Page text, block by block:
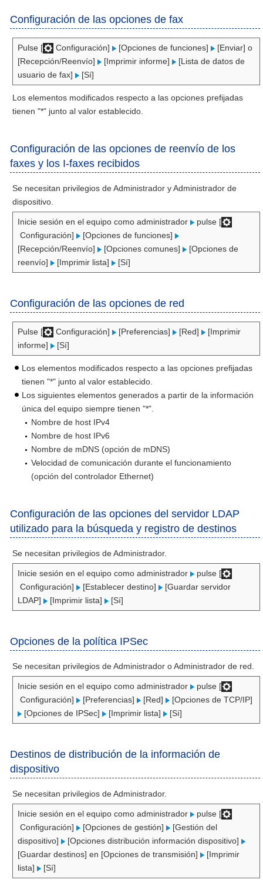
Configuración de las opciones de fax
Pulse [ Configuración] [Opciones de funciones]
[Enviar] o
[Recepción/Reenvío]
[Imprimir informe]
[Lista de datos de
usuario de fax]
[Sí]
Los elementos modificados respecto a las opciones prefijadas
tienen "*" junto al valor establecido.
Configuración de las opciones de reenvío de los
faxes y los I-faxes recibidos
Se necesitan privilegios de Administrador y Administrador de
dispositivo.
Inicie sesión en el equipo como administrador
pulse [
Configuración]
[Opciones de funciones]
[Recepción/Reenvío]
[Opciones comunes]
[Opciones de
reenvío]
[Imprimir lista] [Sí]
Configuración de las opciones de red
Pulse [ Configuración] [Preferencias] [Red]
[Imprimir
informe]
[Sí]
Los elementos modificados respecto a las opciones prefijadas
tienen "*" junto al valor establecido.
Los siguientes elementos generados a partir de la información
única del equipo siempre tienen "*".
Nombre de host IPv4
Nombre de host IPv6
Nombre de mDNS (opción de mDNS)
Velocidad de comunicación durante el funcionamiento
(opción del controlador Ethernet)
Configuración de las opciones del servidor LDAP
utilizado para la búsqueda y registro de destinos
Se necesitan privilegios de Administrador.
Inicie sesión en el equipo como administrador
pulse [
Configuración]
[Establecer destino]
[Guardar servidor
LDAP]
[Imprimir lista] [Sí]
Opciones de la política IPSec
Se necesitan privilegios de Administrador o Administrador de red.
Inicie sesión en el equipo como administrador
pulse [
Configuración]
[Preferencias] [Red]
[Opciones de TCP/IP]
[Opciones de IPSec]
[Imprimir lista] [Sí]
Destinos de distribución de la información de
dispositivo
Se necesitan privilegios de Administrador.
Inicie sesión en el equipo como administrador
pulse [
Configuración]
[Opciones de gestión]
[Gestión del
dispositivo]
[Opciones distribución información dispositivo]
[Guardar destinos] en [Opciones de transmisión]
[Imprimir
lista]
[Sí]